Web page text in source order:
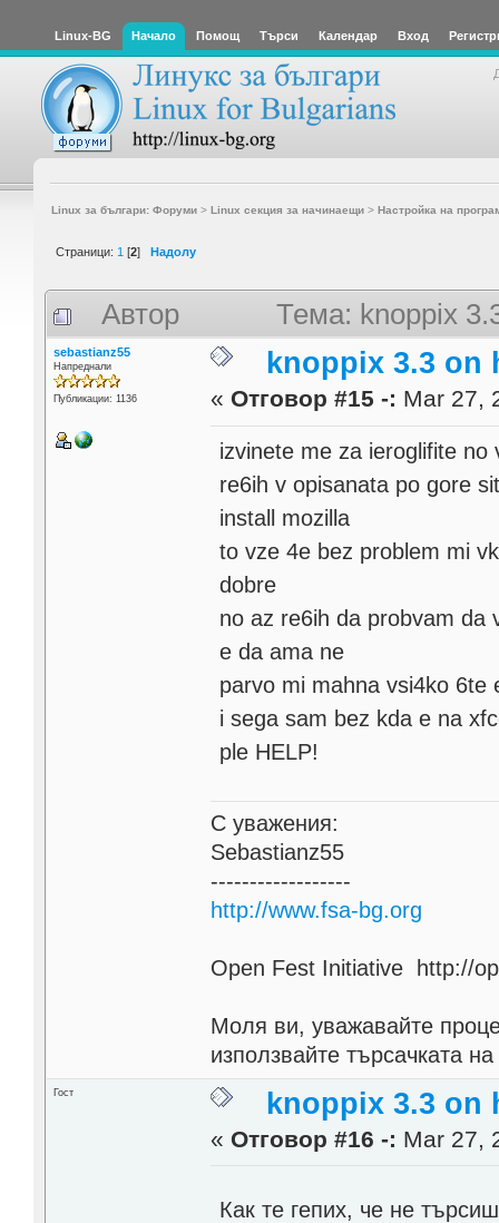
Linux-BG Начало Помощ Търси Календар Вход
Linux за българи: Форуми> Linux секция за начинаещи> Настройка на
Страници: 1 [2] Надолу
Автор Тема: knoppix
sebastianz55
Напреднали
Публикации: 1136
knoppix 3.3 on
« Отговор #15 -: Mar 27,
izvinete me za ieroglifite no
re6ih v opisanata po gore
install mozilla
to vze 4e bez problem mi
dobre
no az re6ih da probvam da
e da ama ne
parvo mi mahna vsi4ko 6te
i sega sam bez kda e na
ple HELP!
С уважения:
Sebastianz55
------------------
http://www.fsa-bg.org
Open Fest Initiative http://
Моля ви, уважавайте
използвайте търсачката
Гост knoppix 3.3 on
« Отговор #16 -: Mar 27,
Как те гепих, че не